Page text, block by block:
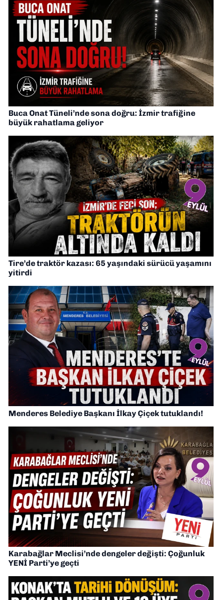
Buca Onat Tüneli’nde sona doğru: İzmir trafiğine
büyük rahatlama geliyor
Tire’de traktör kazası: 65 yaşındaki sürücü yaşamını
yitirdi
Menderes Belediye Başkanı İlkay Çiçek tutuklandı!
Karabağlar Meclisi’nde dengeler değişti: Çoğunluk
YENİ Parti’ye geçti